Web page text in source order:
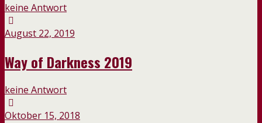
keine Antwort
August 22, 2019
Way of Darkness 2019
keine Antwort
Oktober 15, 2018